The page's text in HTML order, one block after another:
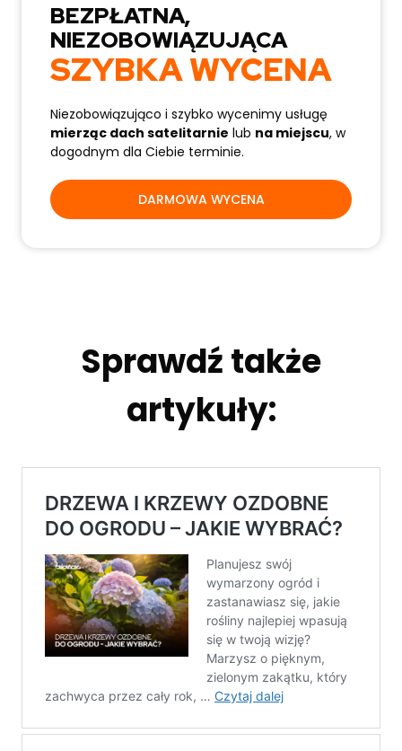
BEZPŁATNA,
NIEZOBOWIĄZUJĄCA
SZYBKA WYCENA
Niezobowiązująco i szybko wycenimy usługę
mierząc dach satelitarnie lub na miejscu, w
dogodnym dla Ciebie terminie.
DARMOWA WYCENA
Sprawdź także
artykuły: